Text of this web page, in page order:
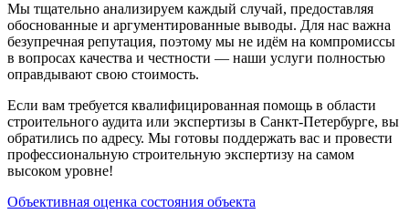
Мы тщательно анализируем каждый случай, предоставляя
обоснованные и аргументированные выводы. Для нас важна
безупречная репутация, поэтому мы не идём на компромиссы
в вопросах качества и честности — наши услуги полностью
оправдывают свою стоимость.
Если вам требуется квалифицированная помощь в области
строительного аудита или экспертизы в Санкт-Петербурге, вы
обратились по адресу. Мы готовы поддержать вас и провести
профессиональную строительную экспертизу на самом
высоком уровне!
Объективная оценка состояния объекта